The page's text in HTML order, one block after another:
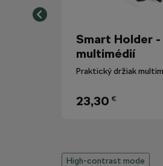
Smart Holder
multimédií
23,30 €
High-contrast mode